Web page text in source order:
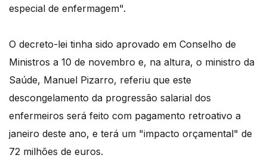
especial de enfermagem".
O decreto-lei tinha sido aprovado em Conselho de
Ministros a 10 de novembro e, na altura, o ministro da
Saúde, Manuel Pizarro, referiu que este
descongelamento da progressão salarial dos
enfermeiros será feito com pagamento retroativo a
janeiro deste ano, e terá um "impacto orçamental" de
72 milhões de euros.